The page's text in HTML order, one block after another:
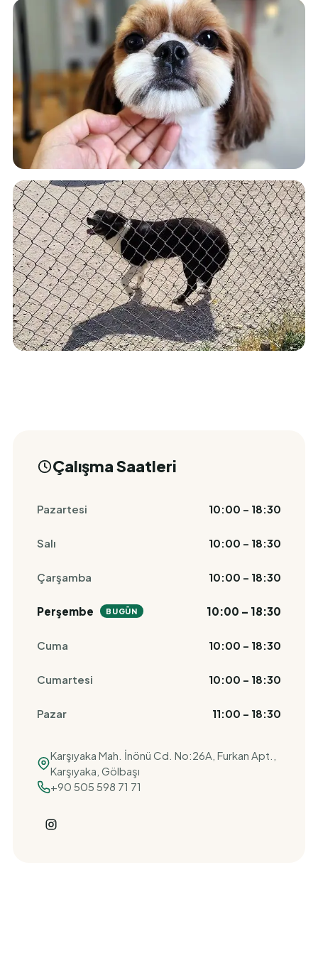
Çalışma Saatleri
Pazartesi 10:00 – 18:30
Salı 10:00 – 18:30
Çarşamba 10:00 – 18:30
Perşembe BUGÜN 10:00 – 18:30
Cuma 10:00 – 18:30
Cumartesi 10:00 – 18:30
Pazar 11:00 – 18:30
Karşıyaka Mah. İnönü Cd. No:26A, Furkan Apt.,
Karşıyaka, Gölbaşı
+90 505 598 71 71